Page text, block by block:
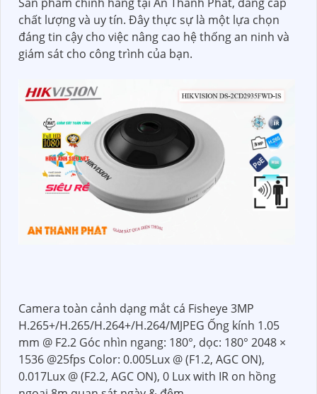
chất lượng và uy tín. Đây thực sự là một lựa chọn
đáng tin cậy cho việc nâng cao hệ thống an ninh và
giám sát cho công trình của bạn.
Camera toàn cảnh dạng mắt cá Fisheye 3MP
H.265+/H.265/H.264+/H.264/MJPEG Ống kính 1.05
mm @ F2.2 Góc nhìn ngang: 180°, dọc: 180° 2048 ×
1536 @25fps Color: 0.005Lux @ (F1.2, AGC ON),
0.017Lux @ (F2.2, AGC ON), 0 Lux with IR on hồng